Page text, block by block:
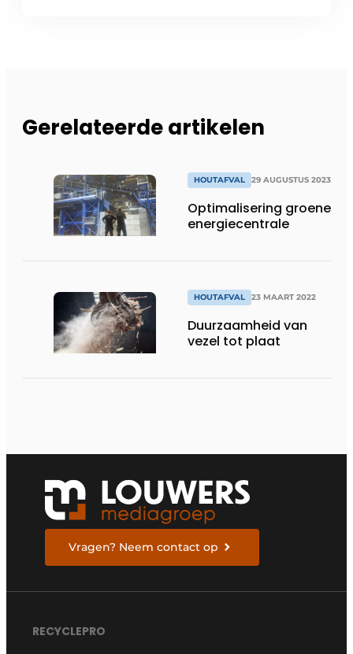
Gerelateerde artikelen
HOUTAFVAL 29 AUGUSTUS 2023
Optimalisering groene
energiecentrale
HOUTAFVAL 23 MAART 2022
Duurzaamheid van
vezel tot plaat
Vragen? Neem contact op
RECYCLEPRO